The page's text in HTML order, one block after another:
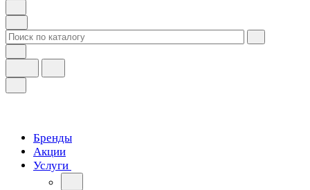
Бренды
Акции
Услуги